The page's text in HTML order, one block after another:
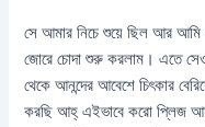
সে আমার নিচে শুয়ে ছিল আর আমি
জোরে চোদা শুরু করলাম। এতে
থেকে আনন্দের আবেশে চিৎকার
করছি আহ্ এইভাবে করো প্লিজ